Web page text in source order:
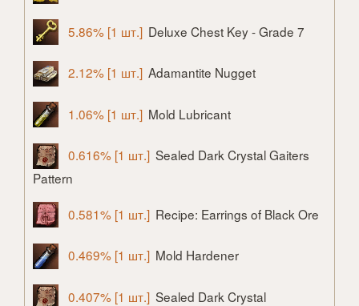
5.86% [1 шт.] Deluxe Chest Key - Grade 7
2.12% [1 шт.] Adamantite Nugget
1.06% [1 шт.] Mold Lubricant
0.616% [1 шт.] Sealed Dark Crystal Gaiters
Pattern
0.581% [1 шт.] Recipe: Earrings of Black Ore
0.469% [1 шт.] Mold Hardener
0.407% [1 шт.] Sealed Dark Crystal